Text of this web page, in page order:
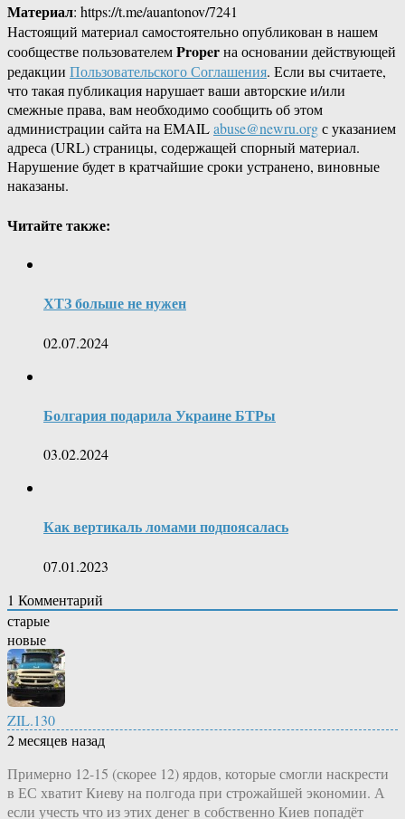
Материал: https://t.me/auantonov/7241
Настоящий материал самостоятельно опубликован в нашем
сообществе пользователемProperна основании действующей
редакции Пользовательского Соглашения. Если вы считаете,
что такая публикация нарушает ваши авторские и/или
смежные права, вам необходимо сообщить об этом
администрации сайта на EMAILabuse@newru.orgс указанием
адреса (URL) страницы, содержащей спорный материал.
Нарушение будет в кратчайшие сроки устранено, виновные
наказаны.
Читайте также:
ХТЗ больше не нужен
02.07.2024
Болгария подарила Украине БТРы
03.02.2024
Как вертикаль ломами подпоясалась
07.01.2023
1 Комментарий
старые
новые
ZIL.130
2 месяцев назад
Примерно 12-15 (скорее 12) ярдов, которые смогли наскрести
в ЕС хватит Киеву на полгода при строжайшей экономии. А
если учесть что из этих денег в собственно Киев попадёт